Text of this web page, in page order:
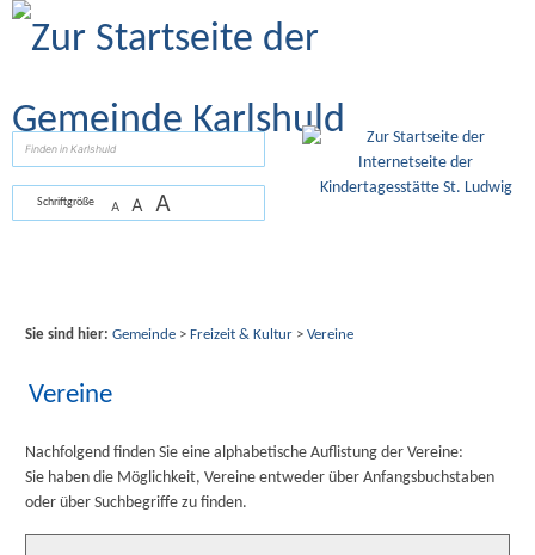
Zum Inhalt
Schriftgröße A A A
Sie sind hier: Gemeinde> Freizeit & Kultur> Vereine
Vereine
Nachfolgend finden Sie eine alphabetische Auflistung der Vereine:
Sie haben die Möglichkeit, Vereine entweder über Anfangsbuchstaben
oder über Suchbegriffe zu finden.